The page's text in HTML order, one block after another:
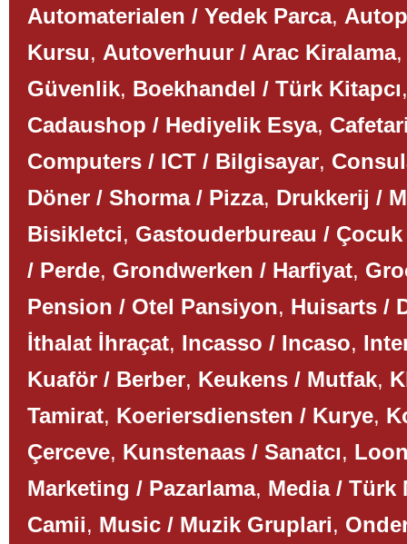
Automaterialen / Yedek Parca,
Kursu, Autoverhuur / Arac Kiralama
Güvenlik, Boekhandel / Türk Kitapcı
Cadaushop / Hediyelik Esya,
Computers / ICT / Bilgisayar,
Döner / Shorma / Pizza, Drukkerij /
Bisikletci, Gastouderbureau / Çocuk
/ Perde, Grondwerken / Harfiyat,
Pension / Otel Pansiyon, Huisarts /
İthalat İhraçat, Incasso / Incaso,
Kuaför / Berber, Keukens / Mutfak,
Tamirat, Koeriersdiensten / Kurye,
Çerceve, Kunstenaas / Sanatcı,
Marketing / Pazarlama, Media / Türk
Camii, Music / Muzik Gruplari,